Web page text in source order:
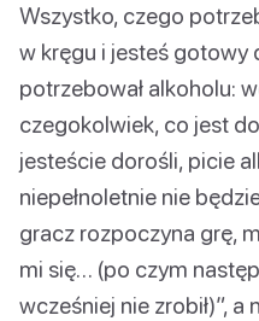
Wszystko, czego
w kręgu i jesteś gotowy
potrzebował alkoholu:
czegokolwiek, co jest
jesteście dorośli, picie
niepełnoletnie nie
gracz rozpoczyna grę,
mi się… (po czym
wcześniej nie zrobił)”,